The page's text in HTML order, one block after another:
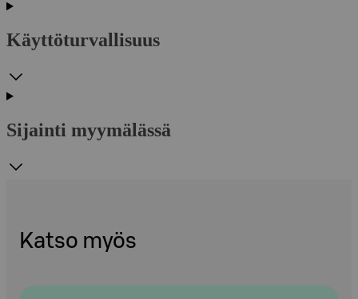
Käyttöturvallisuus
Sijainti myymälässä
Katso myös